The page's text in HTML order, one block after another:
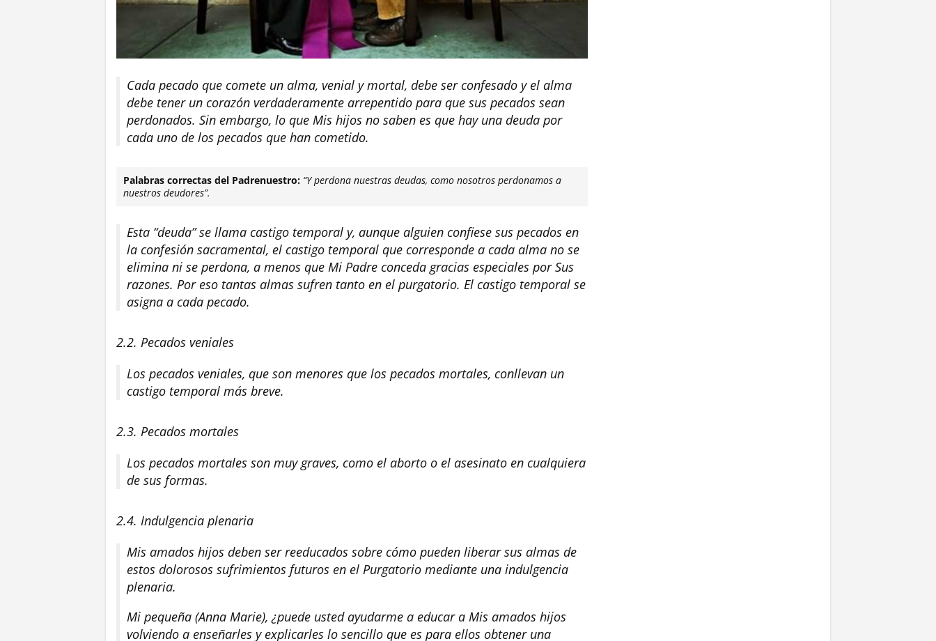
Cada pecado que comete un alma, venial y mortal, debe ser confesado y el alma
debe tener un corazón verdaderamente arrepentido para que sus pecados sean
perdonados. Sin embargo, lo que Mis hijos no saben es que hay una deuda por
cada uno de los pecados que han cometido.
Palabras correctas del Padrenuestro: “Y perdona nuestras deudas, como nosotros perdonamos a
nuestros deudores”.
Esta “deuda” se llama castigo temporal y, aunque alguien confiese sus pecados en
la confesión sacramental, el castigo temporal que corresponde a cada alma no se
elimina ni se perdona, a menos que Mi Padre conceda gracias especiales por Sus
razones. Por eso tantas almas sufren tanto en el purgatorio. El castigo temporal se
asigna a cada pecado.
2.2. Pecados veniales
Los pecados veniales, que son menores que los pecados mortales, conllevan un
castigo temporal más breve.
2.3. Pecados mortales
Los pecados mortales son muy graves, como el aborto o el asesinato en cualquiera
de sus formas.
2.4. Indulgencia plenaria
Mis amados hijos deben ser reeducados sobre cómo pueden liberar sus almas de
estos dolorosos sufrimientos futuros en el Purgatorio mediante una indulgencia
plenaria.
Mi pequeña (Anna Marie), ¿puede usted ayudarme a educar a Mis amados hijos
volviendo a enseñarles y explicarles lo sencillo que es para ellos obtener una